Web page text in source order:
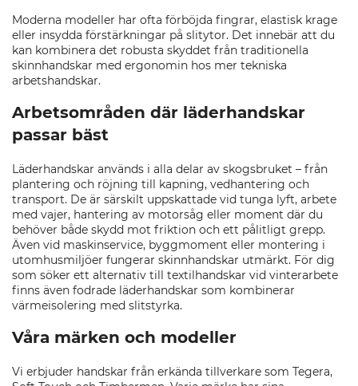
Moderna modeller har ofta förböjda fingrar, elastisk krage
eller insydda förstärkningar på slitytor. Det innebär att du
kan kombinera det robusta skyddet från traditionella
skinnhandskar med ergonomin hos mer tekniska
arbetshandskar.
Arbetsområden där läderhandskar
passar bäst
Läderhandskar används i alla delar av skogsbruket – från
plantering och röjning till kapning, vedhantering och
transport. De är särskilt uppskattade vid tunga lyft, arbete
med vajer, hantering av motorsåg eller moment där du
behöver både skydd mot friktion och ett pålitligt grepp.
Även vid maskinservice, byggmoment eller montering i
utomhusmiljöer fungerar skinnhandskar utmärkt. För dig
som söker ett alternativ till textilhandskar vid vinterarbete
finns även fodrade läderhandskar som kombinerar
värmeisolering med slitstyrka.
Våra märken och modeller
Vi erbjuder handskar från erkända tillverkare som Tegera,